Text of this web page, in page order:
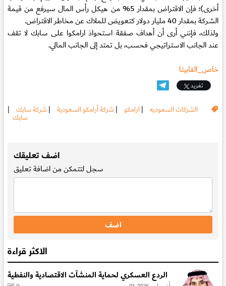
أخرى)؛ فإن الاقتراض بمقدار 5% من هيكل رأس المال سيرفع من قيمة
الشركة بمقدار 40 مليار دولار كتعويض للملاك عن مخاطر الاقتراض.
ولذلك، فإنني أرى أن أهداف صفقة استحواذ ارامكوا على سابك لا تقف
عند الجانب الاستراتيجي فحسب، بل تمتد إلى الجانب المالي.
خاص_الفابيتا
تغريد
الشركات السعوديه | ارامكو |شركة أرامكو السعودية |شركة سابك |
سابك
اضف تعليقك
سجللتتمكن من اضافة تعليق
الاكثر قراءة
الردع العسكري لحماية المنشآت الاقتصادية والنفطية